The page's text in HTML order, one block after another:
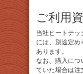
ご利用
当社ヒートテッ
には、別途定め
あります。
なお、購入につ
ていた場合は注